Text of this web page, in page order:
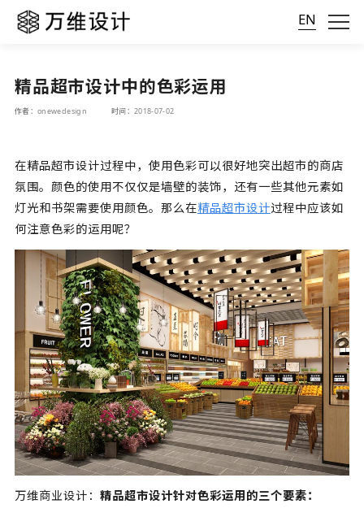
EN
精品超市设计中的色彩运用
作者：onewedesign 时间：2018-07-02
在精品超市设计过程中，使用色彩可以很好地突出超市的商店
氛围。颜色的使用不仅仅是墙壁的装饰，还有一些其他元素如
灯光和书架需要使用颜色。那么在精品超市设计过程中应该如
何注意色彩的运用呢？
万维商业设计： 精品超市设计针对色彩运用的三个要素：